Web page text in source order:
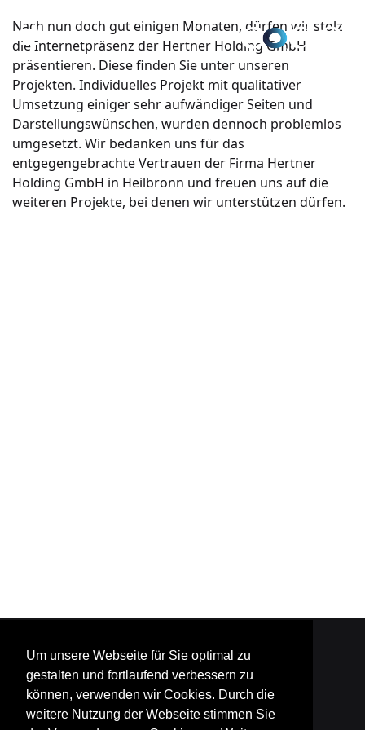
Um unsere Webseite für Sie optimal zu
gestalten und fortlaufend verbessern zu
können, verwenden wir Cookies. Durch die
weitere Nutzung der Webseite stimmen Sie
Nach nun doch gut einigen Monaten, dürfen wir stolz
die Internetpräsenz der Hertner Holding GmbH
präsentieren. Diese finden Sie unter unseren
Projekten. Individuelles Projekt mit qualitativer
Umsetzung einiger sehr aufwändiger Seiten und
Darstellungswünschen, wurden dennoch problemlos
umgesetzt. Wir bedanken uns für das
entgegengebrachte Vertrauen der Firma Hertner
Holding GmbH in Heilbronn und freuen uns auf die
weiteren Projekte, bei denen wir unterstützen dürfen.
fab
fa-
fab
fa-